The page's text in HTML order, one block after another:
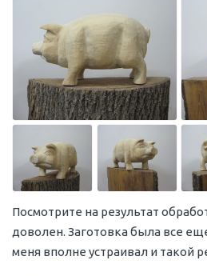
Посмотрите на результат
доволен. Заготовка была все
меня вполне устраивал и такой